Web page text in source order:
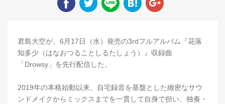
君島大空が、6月17日（水）発売の3rdフルアルバム『花落
知多少（はなおつることしるたしょう）』収録曲
「Drowsy」を先行配信した。
2019年の本格始動以来、自宅録音を基盤とした緻密なサウ
ンドメイクからミックスまでを一貫して自身で担い、独奏・